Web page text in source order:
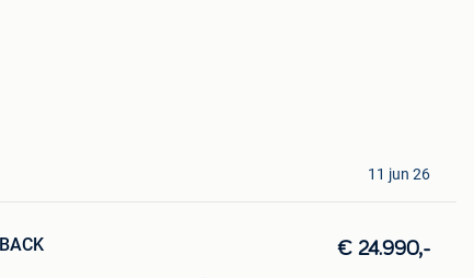
11 jun 26
€ 24.990,-